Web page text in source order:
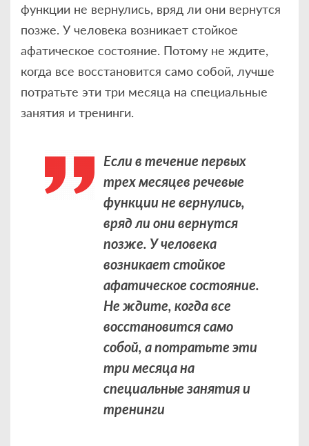
функции не вернулись, вряд ли они вернутся
позже. У человека возникает стойкое
афатическое состояние. Потому не ждите,
когда все восстановится само собой, лучше
потратьте эти три месяца на специальные
занятия и тренинги.
Если в течение первых
трех месяцев речевые
функции не вернулись,
вряд ли они вернутся
позже. У человека
возникает стойкое
афатическое состояние.
Не ждите, когда все
восстановится само
собой, а потратьте эти
три месяца на
специальные занятия и
тренинги